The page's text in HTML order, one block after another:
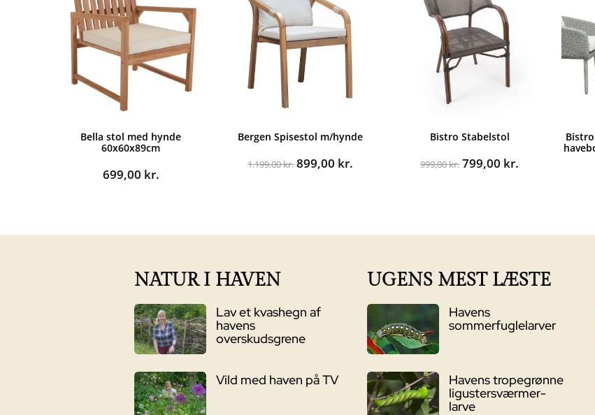
Bella stol med hynde
60x60x89cm
699,00 kr.
Bergen Spisestol m/hynde
1.199,00kr. Den
899,00 kr.
Bistro Stabelstol
999,00kr.Den
799,00 kr.
NATUR I HAVEN
Lav et kvashegn af
havens
overskudsgrene
Vild med haven på TV
UGENS MEST LÆSTE
Havens
sommerfuglelarver
Havens tropegrønne
ligustersværmer-
larve